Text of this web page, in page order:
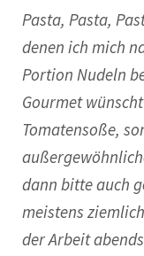
Pasta, Pasta,
denen ich mich
Portion Nudeln
Gourmet
Tomatensoße,
dann bitte auch
meistens
der Arbeit